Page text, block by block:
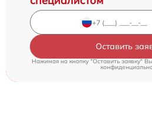
Оставить
Нажимая на кнопку "Оставить заявку"